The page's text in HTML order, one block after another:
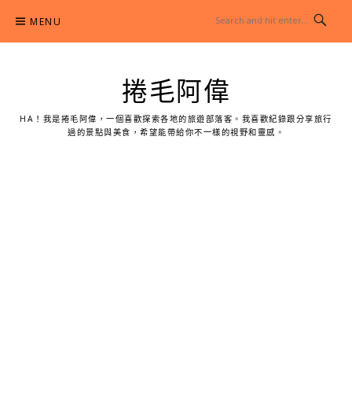
content
MENU
捲毛阿偉
HA！我是捲毛阿偉，一個喜歡探索各地的旅遊部落客。我喜歡紀錄跟分享旅行
過的景點與美食，希望能帶給你不一樣的視野和靈感。